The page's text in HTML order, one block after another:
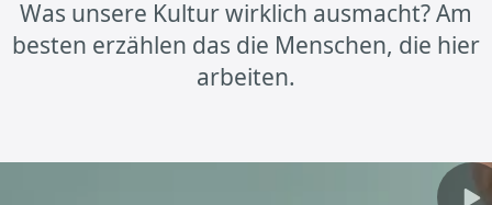
Was unsere Kultur wirklich ausmacht? Am
besten erzählen das die Menschen, die hier
arbeiten.